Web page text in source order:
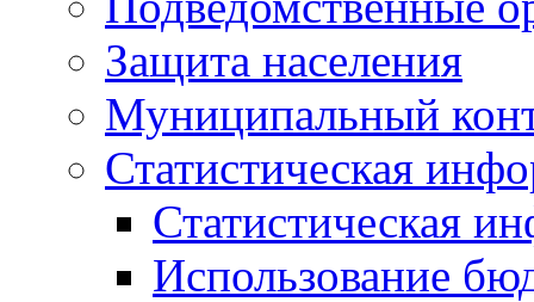
Защита населения
Муниципальный
Статистическая
Статистическая
Использование